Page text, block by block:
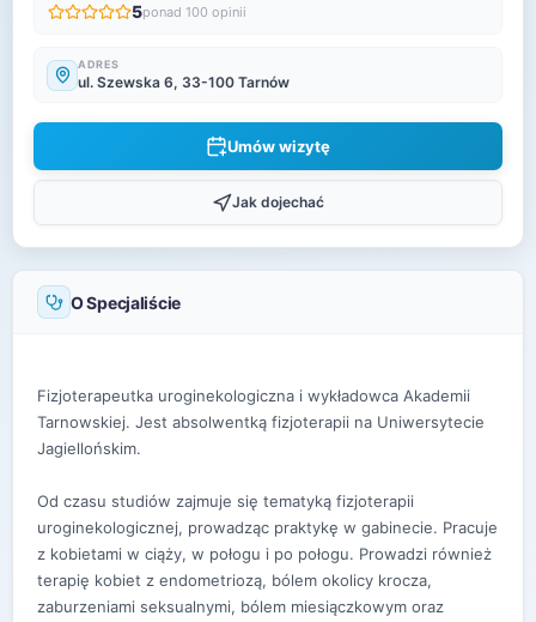
5ponad 100 opinii
ADRES
ul. Szewska 6, 33-100 Tarnów
Umów wizytę
Jak dojechać
O Specjaliście
Fizjoterapeutka uroginekologiczna i wykładowca Akademii
Tarnowskiej. Jest absolwentką fizjoterapii na Uniwersytecie
Jagiellońskim.
Od czasu studiów zajmuje się tematyką fizjoterapii
uroginekologicznej, prowadząc praktykę w gabinecie. Pracuje
z kobietami w ciąży, w połogu i po połogu. Prowadzi również
terapię kobiet z endometriozą, bólem okolicy krocza,
zaburzeniami seksualnymi, bólem miesiączkowym oraz